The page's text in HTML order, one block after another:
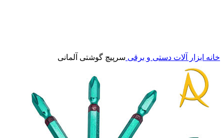
خانه ابزار آلات دستی و برقی سرپیچ گوشتی آلمانی